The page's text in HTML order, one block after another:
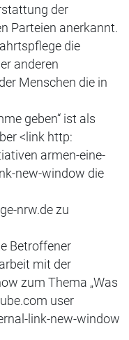
der
Parteien anerkannt.
die
anderen
Menschen die in
geben“ ist als
<link http:
armen-eine-
new-window die
nrw.de zu
Betroffener
mit der
zum Thema „Was
user
link-new-window